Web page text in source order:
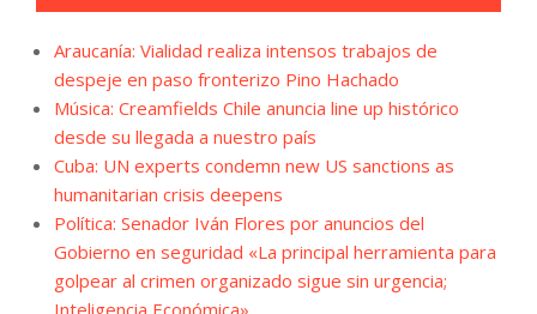
Araucanía: Vialidad realiza intensos trabajos de
despeje en paso fronterizo Pino Hachado
Música: Creamfields Chile anuncia line up histórico
desde su llegada a nuestro país
Cuba: UN experts condemn new US sanctions as
humanitarian crisis deepens
Política: Senador Iván Flores por anuncios del
Gobierno en seguridad «La principal herramienta para
golpear al crimen organizado sigue sin urgencia;